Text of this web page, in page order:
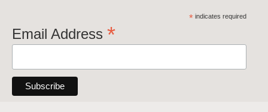
*indicates required
Email Address *